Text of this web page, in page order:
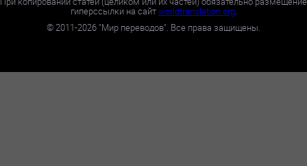
гиперссылки на сайтworldtranslation.org.
©2011-2026 "Мир переводов". Все права защищены.